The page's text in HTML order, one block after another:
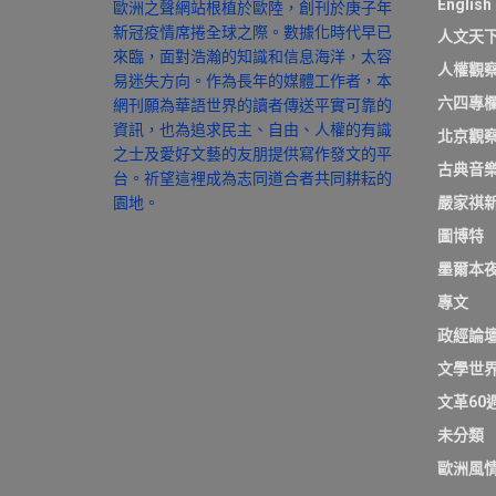
歐洲之聲網站根植於歐陸，創刊於庚子年
新冠疫情席捲全球之際。數據化時代早已
來臨，面對浩瀚的知識和信息海洋，太容
易迷失方向。作為長年的媒體工作者，本
網刊願為華語世界的讀者傳送平實可靠的
資訊，也為追求民主、自由、人權的有識
之士及愛好文藝的友朋提供寫作發文的平
台。祈望這裡成為志同道合者共同耕耘的
園地。
English
人文天
人權觀
六四專
北京觀
古典音
嚴家祺
圖博特
墨爾本
專文
政經論
文學世
文革60
未分類
歐洲風